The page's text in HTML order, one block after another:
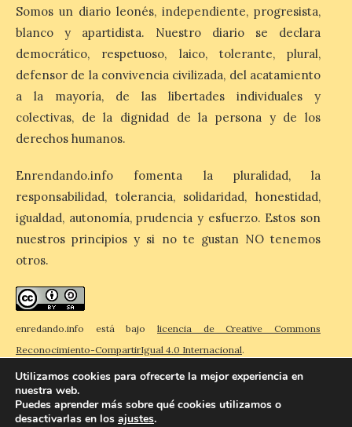
«Amigos de la Velilla» con
la colaboración del Club de entibadores
palentinos. Este domingo 9 de agosto de
2026 se celebra en el municipio de
Valderrueda la Romería de verano […]
Patrimonio da luz verde a
la rehabilitación de varias
premostratense de
Villoria de Órbigo
9 Ago 2026
arqueológica en la Torre de la Reina del
castillo de Laguna de Negrillos. Castilla y
León | 9 […]
Somos un diario leonés, independiente, progresista,
blanco y apartidista. Nuestro diario se declara
democrático, respetuoso, laico, tolerante, plural,
defensor de la convivencia civilizada, del acatamiento
a la mayoría, de las libertades individuales y
colectivas, de la dignidad de la persona y de los
derechos humanos.
Enrendando.info fomenta la pluralidad, la
responsabilidad, tolerancia, solidaridad, honestidad,
igualdad, autonomía, prudencia y esfuerzo. Estos son
nuestros principios y si no te gustan NO tenemos
otros.
enredando.info está bajo licencia de Creative Commons
Reconocimiento-CompartirIgual 4.0 Internacional.
© 2026 Enredando Política de privacidad
Utilizamos cookies para ofrecerte la mejor experiencia en
nuestra web.
Puedes aprender más sobre qué cookies utilizamos o
desactivarlas en los ajustes.